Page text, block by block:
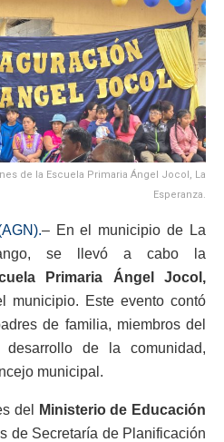
de la Escuela Primaria Ángel Jocol, La
Esperanza.
– En el municipio de La
se llevó a cabo la
Primaria Ángel Jocol,
municipio. Este evento contó
de familia, miembros del
desarrollo de la comunidad,
municipal.
del
Ministerio de Educación
de Secretaría de Planificación